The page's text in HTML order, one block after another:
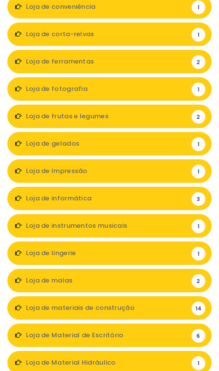
Loja de conveniência 1
Loja de corta-relvas 1
Loja de ferramentas 2
Loja de fotografia 1
Loja de frutas e legumes 2
Loja de gelados 1
Loja de Impressão 1
Loja de informática 3
Loja de instrumentos musicais 1
Loja de lingerie 1
Loja de malas 2
Loja de materiais de construção 14
Loja de Material de Escritório 6
Loja de Material Hidráulico 1